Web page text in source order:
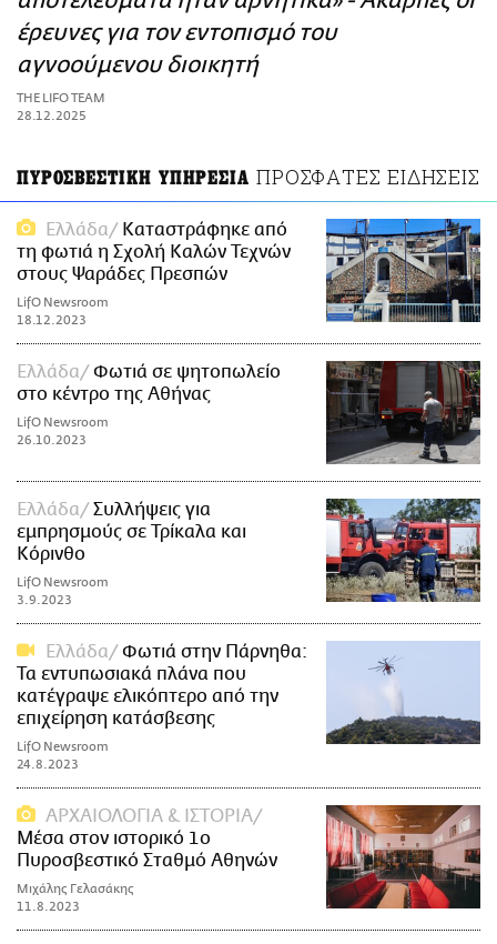
ΑΜΠΑ
PRINT
έρευνες για τον εντοπισμό του
αγνοούμενου διοικητή
THE LIFO TEAM
28.12.2025
ΠΥΡΟΣΒΕΣΤΙΚΗ ΥΠΗΡΕΣΙΑ ΠΡΟΣΦΑΤΕΣ ΕΙΔΗΣΕΙΣ
Ελλάδα
Καταστράφηκε από
τη φωτιά η Σχολή Καλών Τεχνών
στους Ψαράδες Πρεσπών
LifO Newsroom
18.12.2023
Ελλάδα
Φωτιά σε ψητοπωλείο
στο κέντρο της Αθήνας
LifO Newsroom
26.10.2023
Ελλάδα
Συλλήψεις για
εμπρησμούς σε Τρίκαλα και
Κόρινθο
LifO Newsroom
3.9.2023
Ελλάδα
Φωτιά στην Πάρνηθα:
Τα εντυπωσιακά πλάνα που
κατέγραψε ελικόπτερο από την
επιχείρηση κατάσβεσης
LifO Newsroom
24.8.2023
ΑΡΧΑΙΟΛΟΓΙΑ & ΙΣΤΟΡΙΑ
Μέσα στον ιστορικό 1ο
Πυροσβεστικό Σταθμό Αθηνών
Μιχάλης Γελασάκης
11.8.2023